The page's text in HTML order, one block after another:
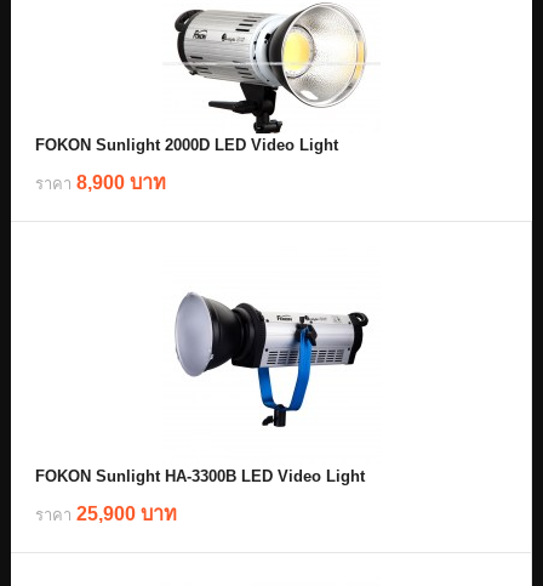
FOKON Sunlight 2000D LED Video Light
ราคา 8,900 บาท
FOKON Sunlight HA-3300B LED Video Light
ราคา 25,900 บาท